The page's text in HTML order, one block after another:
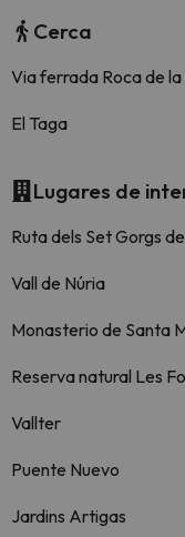
Cerca
Via ferrada Roca de la
El Taga
Lugares de
Ruta dels Set Gorgs
Vall de Núria
Monasterio de Santa
Reserva natural Les
Vallter
Puente Nuevo
Jardins Artigas